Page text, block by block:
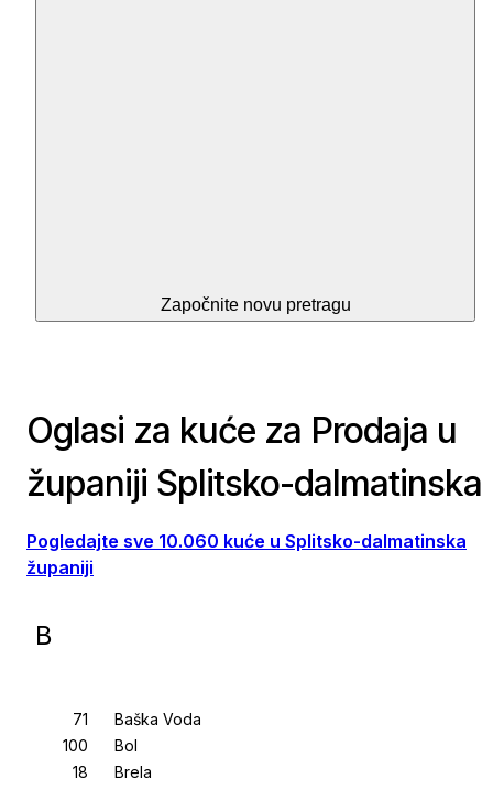
Započnite novu pretragu
Oglasi za kuće za Prodaja u
županiji Splitsko-dalmatinska
Pogledajte sve 10.060 kuće u Splitsko-dalmatinska
županiji
B
Baška Voda
Bol
Brela